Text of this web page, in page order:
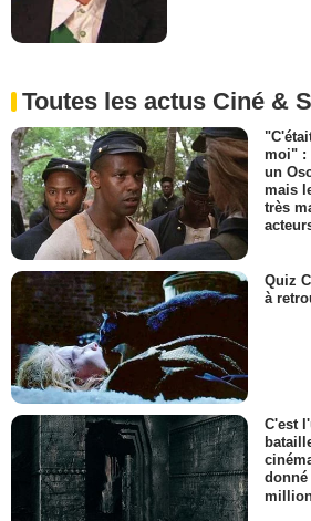
Toutes les actus Ciné &
moi" :
un
mais
très
Quiz
à
C'est
donné